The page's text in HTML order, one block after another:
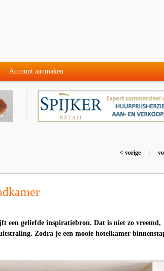
Account aanmaken
< vorige
geliefde inspiratiebron. Dat is niet zo vreemd,
Zodra je een mooie hotelkamer